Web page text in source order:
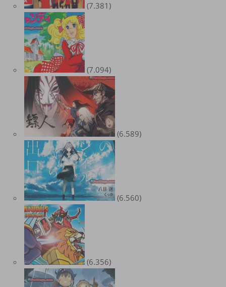
(7.381)
(7.094)
(6.589)
(6.560)
(6.356)